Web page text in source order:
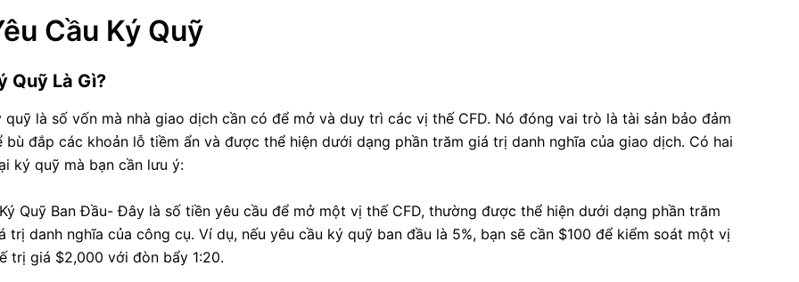
Cầu Ký Quỹ
Quỹ Là Gì?
quỹ là số vốn mà nhà giao dịch cần có để mở và duy trì các vị thế CFD. Nó đóng vai trò là tài sản bảo đảm
bù đắp các khoản lỗ tiềm ẩn và được thể hiện dưới dạng phần trăm giá trị danh nghĩa của giao dịch. Có hai
ký quỹ mà bạn cần lưu ý:
Ký Quỹ Ban Đầu- Đây là số tiền yêu cầu để mở một vị thế CFD, thường được thể hiện dưới dạng phần trăm
trị danh nghĩa của công cụ. Ví dụ, nếu yêu cầu ký quỹ ban đầu là 5%, bạn sẽ cần $100 để kiểm soát một vị
trị giá $2,000 với đòn bẩy 1:20.